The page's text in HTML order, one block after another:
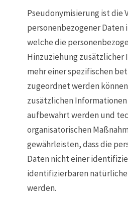
Pseudonymisierung ist die
personenbezogener Daten
welche die
Hinzuziehung
mehr einer spezifischen
zugeordnet werden
zusätzlichen
aufbewahrt werden und
organisatorischen
gewährleisten, dass die
Daten nicht einer
identifizierbaren
werden.